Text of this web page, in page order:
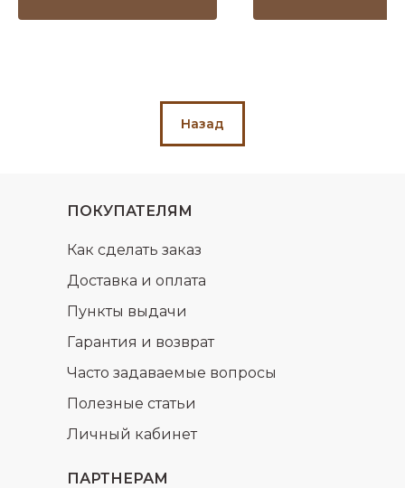
Назад
ПАРТНЕРАМ
ПОКУПАТЕЛЯМ
Доставка и оплата
Часто задаваемые вопросы
Гарантия и возврат
Полезные статьи
Пункты выдачи
Как сделать заказ
Личный кабинет